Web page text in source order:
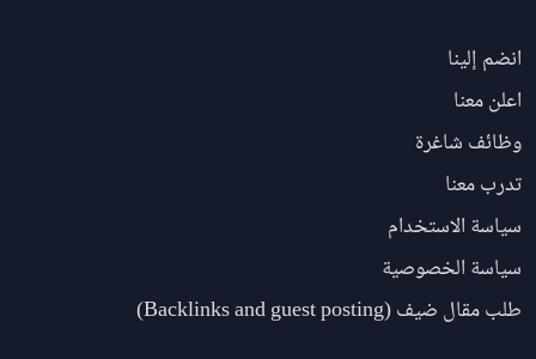
انضم إلينا
اعلن معنا
وظائف شاغرة
تدرب معنا
سياسة الاستخدام
سياسة الخصوصية
طلب مقال ضيف (Backlinks and guest posting)